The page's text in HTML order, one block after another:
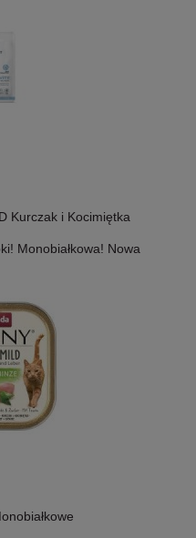
Kurczak i Kocimiętka
Monobiałkowa! Nowa